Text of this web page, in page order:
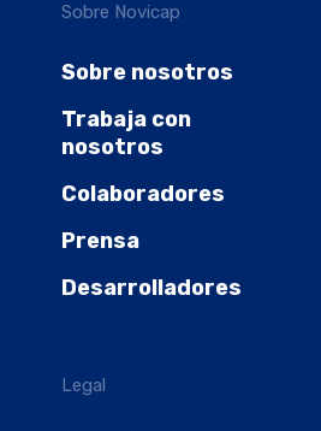
Sobre Novicap
Sobre nosotros
Trabaja con
nosotros
Colaboradores
Prensa
Desarrolladores
Legal